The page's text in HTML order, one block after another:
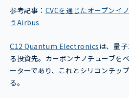
参考記事： CVCを通じたオープンイ
うAirbus
C12 Quantum Electronics は、量
る投資先。カーボンナノチューブを
ーターであり、これとシリコンチッ
る。